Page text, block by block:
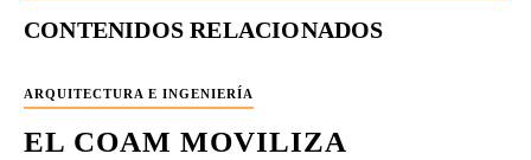
CONTENIDOS RELACIONADOS
ARQUITECTURA E INGENIERÍA
EL COAM MOVILIZA